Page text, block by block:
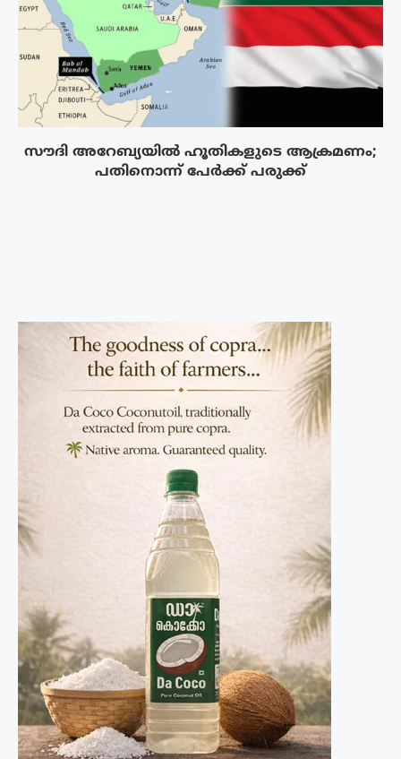
സൗദി അറേബ്യയിൽ ഹൂതികളുടെ ആക്രമണം;
പതിനൊന്ന് പേർക്ക് പരുക്ക്